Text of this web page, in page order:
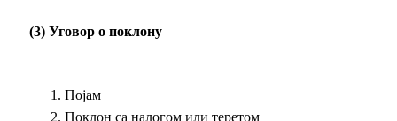
(3) Уговор о поклону
Појам
Поклон са налогом или теретом